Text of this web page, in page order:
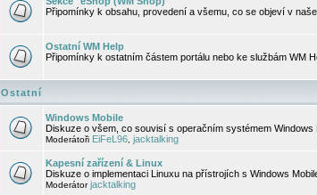
Připomínky k obsahu, provedení a všemu, co se objeví v
Ostatní WM Help
Připomínky k ostatním částem portálu nebo ke službám WM
Ostatní
Windows Mobile
Diskuze o všem, co souvisí s operačním systémem Windows
Moderátoři EiFeL96 jacktalking
Kapesní zařízení & Linux
Diskuze o implementaci Linuxu na přístrojích s Windows
Moderátorjacktalking